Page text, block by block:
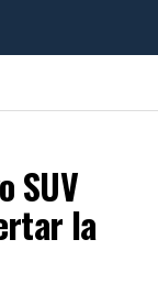
SUV
la